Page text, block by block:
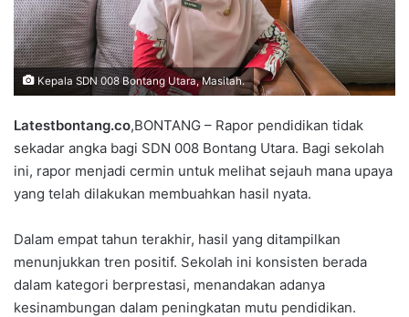
Kepala SDN 008 Bontang Utara, Masitah.
Latestbontang.co,BONTANG – Rapor pendidikan tidak
sekadar angka bagi SDN 008 Bontang Utara. Bagi sekolah
ini, rapor menjadi cermin untuk melihat sejauh mana upaya
yang telah dilakukan membuahkan hasil nyata.
Dalam empat tahun terakhir, hasil yang ditampilkan
menunjukkan tren positif. Sekolah ini konsisten berada
dalam kategori berprestasi, menandakan adanya
kesinambungan dalam peningkatan mutu pendidikan.